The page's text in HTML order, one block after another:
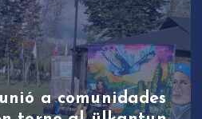
a comunidades